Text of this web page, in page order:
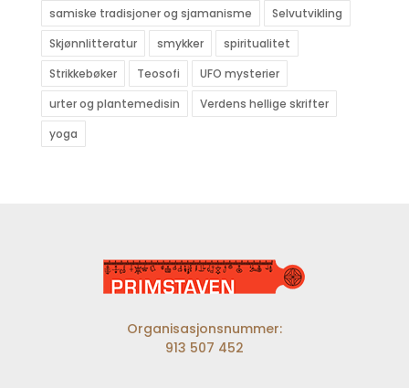
samiske tradisjoner og sjamanisme
Selvutvikling
Skjønnlitteratur
smykker
spiritualitet
Strikkebøker
Teosofi
UFO mysterier
urter og plantemedisin
Verdens hellige skrifter
yoga
Organisasjonsnummer:
913 507 452